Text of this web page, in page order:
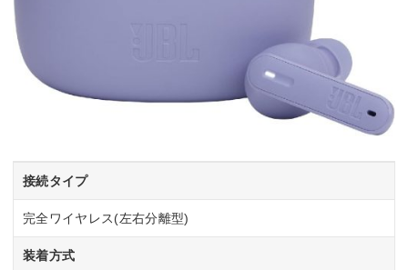
接続タイプ
完全ワイヤレス(左右分離型)
装着方式